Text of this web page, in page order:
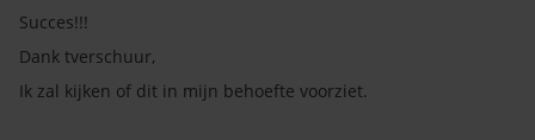
Succes!!!
Dank tverschuur,
Ik zal kijken of dit in mijn behoefte voorziet.